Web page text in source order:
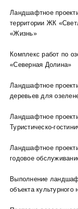
Ландшафтное
территории ЖК
«Жизнь»
Комплекс работ по
«Северная Долина»
Ландшафтное
деревьев для
Ландшафтное
Туристическо-
Ландшафтное
годовое
Выполнение
объекта